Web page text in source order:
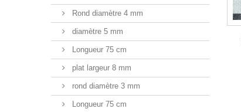
Rond diamètre 4 mm
diamètre 5 mm
Longueur 75 cm
plat largeur 8 mm
rond diamètre 3 mm
Longueur 75 cm